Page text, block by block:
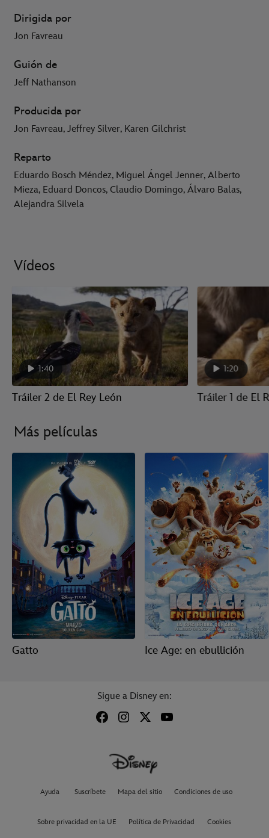
Dirigida por
Jon Favreau
Guión de
Jeff Nathanson
Producida por
Jon Favreau, Jeffrey Silver, Karen Gilchrist
Reparto
Eduardo Bosch Méndez, Miguel Ángel Jenner, Alberto
Mieza, Eduard Doncos, Claudio Domingo, Álvaro Balas,
Alejandra Silvela
Vídeos
1:40
Tráiler 2 de El Rey León
1:20
Tráiler 1 de El
Más películas
Gatto Ice Age: en ebullición
Sigue a Disney en:
Ayuda Suscríbete Mapa del sitio Condiciones de uso
Sobre privacidad en la UE Política de Privacidad Cookies